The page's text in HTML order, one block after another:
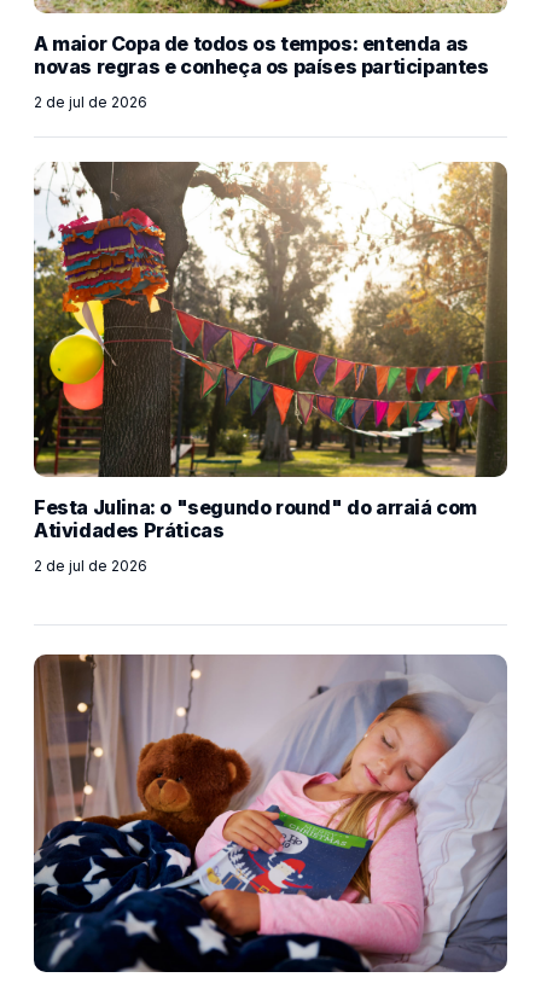
A maior Copa de todos os tempos: entenda as
novas regras e conheça os países participantes
2 de jul de 2026
Festa Julina: o "segundo round" do arraiá com
Atividades Práticas
2 de jul de 2026